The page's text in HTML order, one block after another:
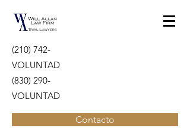
(210) 742-
VOLUNTAD
(830) 290-
VOLUNTAD
Contacto